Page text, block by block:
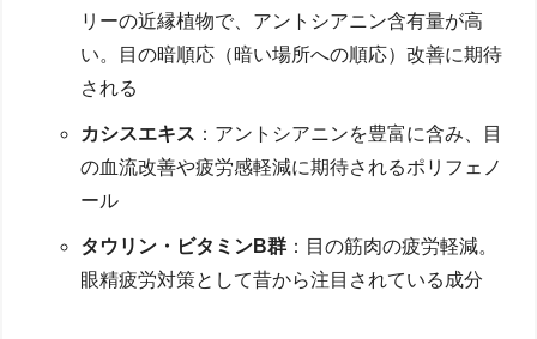
リーの近縁植物で、アントシアニン含有量が高
い。目の暗順応（暗い場所への順応）改善に期待
される
カシスエキス ：アントシアニンを豊富に含み、目
の血流改善や疲労感軽減に期待されるポリフェノ
ール
タウリン・ビタミンB群 ：目の筋肉の疲労軽減。
眼精疲労対策として昔から注目されている成分